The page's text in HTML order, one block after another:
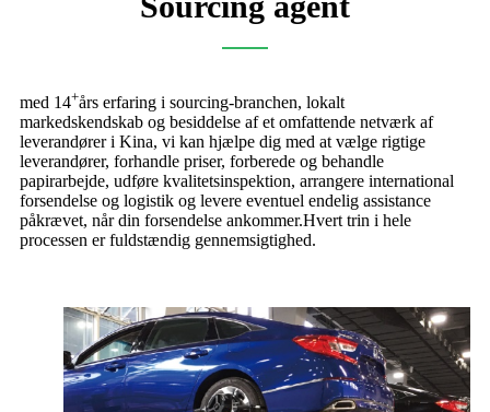
med 14+års erfaring i sourcing-branchen, lokalt
markedskendskab og besiddelse af et omfattende netværk af
leverandører i Kina, vi kan hjælpe dig med at vælge rigtige
leverandører, forhandle priser, forberede og behandle
papirarbejde, udføre kvalitetsinspektion, arrangere international
forsendelse og logistik og levere eventuel endelig assistance
påkrævet, når din forsendelse ankommer.Hvert trin i hele
processen er fuldstændig gennemsigtighed.